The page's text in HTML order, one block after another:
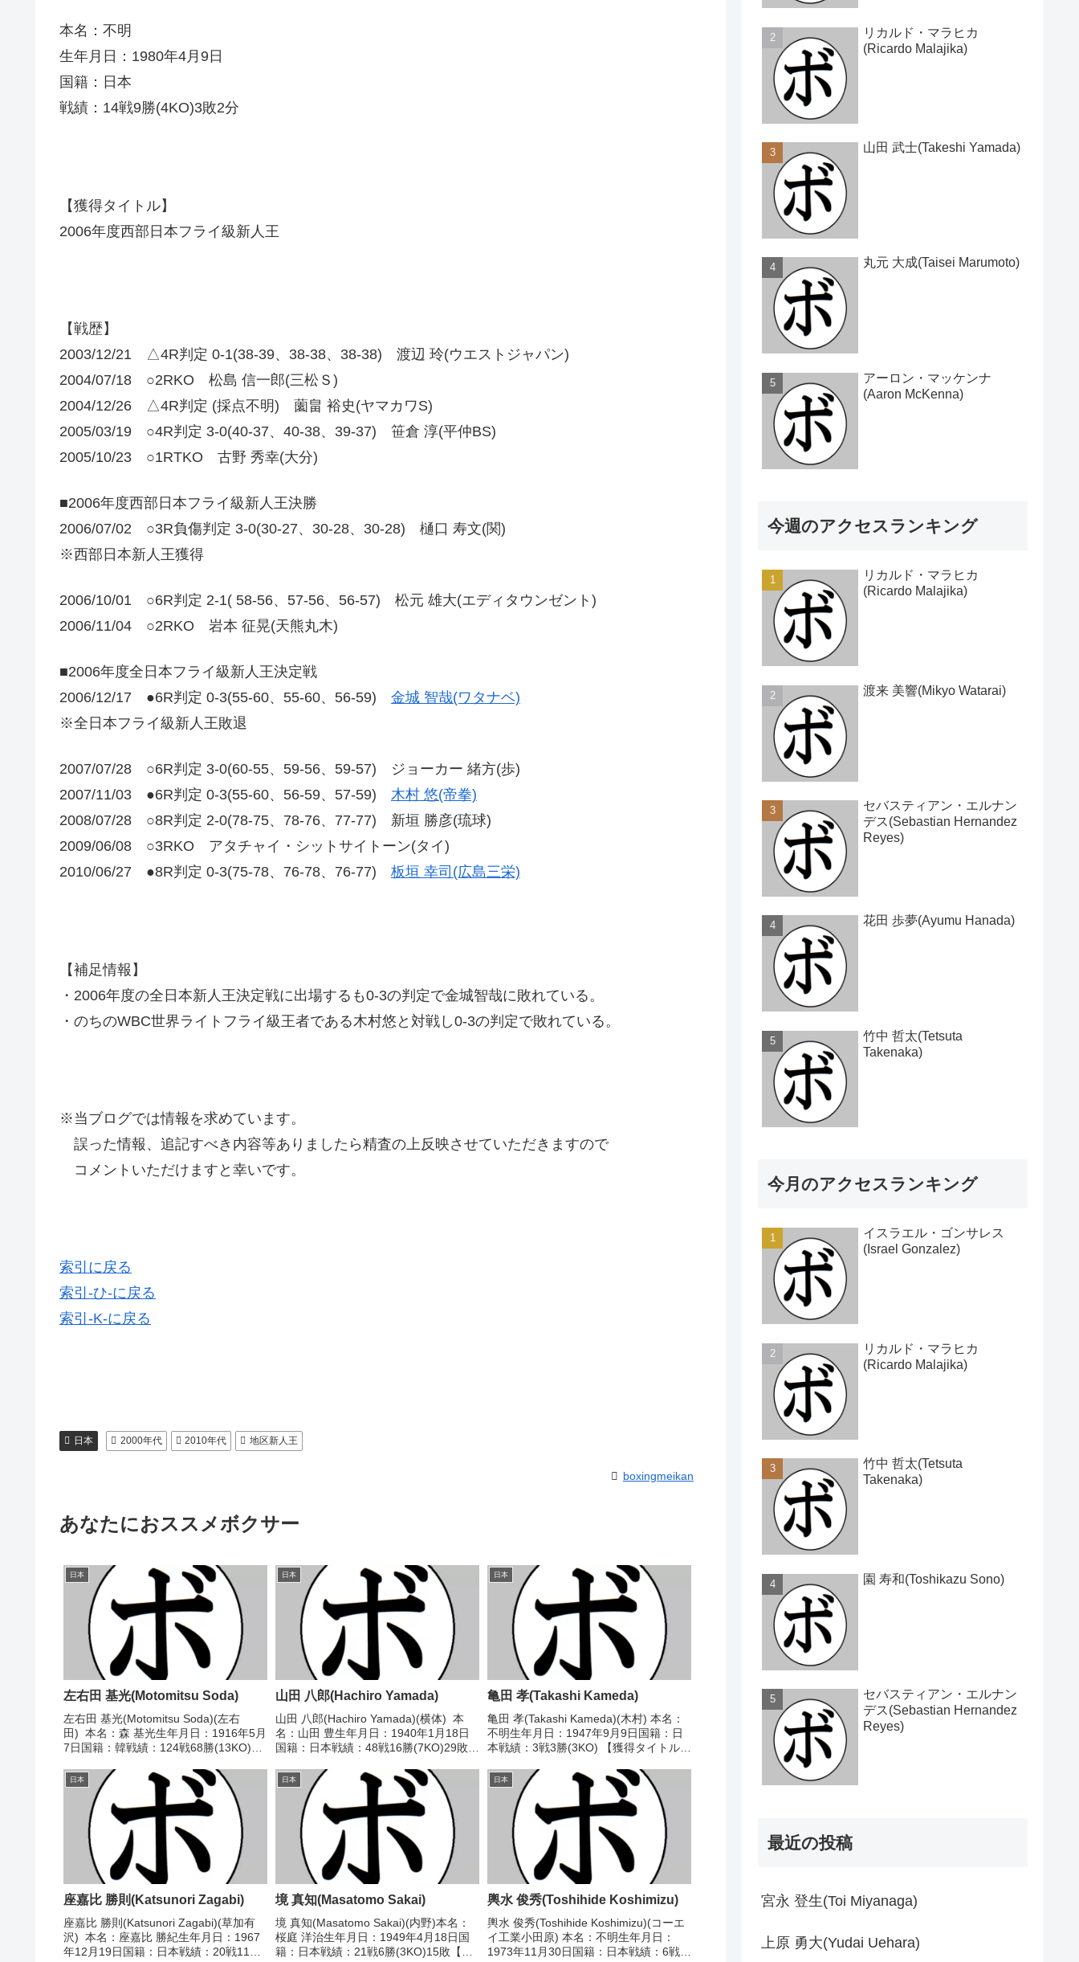
本名：不明
生年月日：1980年4月9日
国籍：日本
戦績：14戦9勝(4KO)3敗2分
【獲得タイトル】
2006年度西部日本フライ級新人王
【戦歴】
2003/12/21 △4R判定 0-1(38-39、38-38、38-38) 渡辺 玲(ウエストジャパン)
2004/07/18 ○2RKO 松島 信一郎(三松Ｓ)
2004/12/26 △4R判定 (採点不明) 薗畠 裕史(ヤマカワS)
2005/03/19 ○4R判定 3-0(40-37、40-38、39-37) 笹倉 淳(平仲BS)
2005/10/23 ○1RTKO 古野 秀幸(大分)
■2006年度西部日本フライ級新人王決勝
2006/07/02 ○3R負傷判定 3-0(30-27、30-28、30-28) 樋口 寿文(関)
※西部日本新人王獲得
2006/10/01 ○6R判定 2-1( 58-56、57-56、56-57) 松元 雄大(エディタウンゼント)
2006/11/04 ○2RKO 岩本 征晃(天熊丸木)
■2006年度全日本フライ級新人王決定戦
2006/12/17 ●6R判定 0-3(55-60、55-60、56-59) 金城 智哉(ワタナベ)
※全日本フライ級新人王敗退
2007/07/28 ○6R判定 3-0(60-55、59-56、59-57) ジョーカー 緒方(歩)
2007/11/03 ●6R判定 0-3(55-60、56-59、57-59) 木村 悠(帝拳)
2008/07/28 ○8R判定 2-0(78-75、78-76、77-77) 新垣 勝彦(琉球)
2009/06/08 ○3RKO アタチャイ・シットサイトーン(タイ)
2010/06/27 ●8R判定 0-3(75-78、76-78、76-77) 板垣 幸司(広島三栄)
【補足情報】
・2006年度の全日本新人王決定戦に出場するも0-3の判定で金城智哉に敗れている。
・のちのWBC世界ライトフライ級王者である木村悠と対戦し0-3の判定で敗れている。
※当ブログでは情報を求めています。
誤った情報、追記すべき内容等ありましたら精査の上反映させていただきますので
コメントいただけますと幸いです。
索引に戻る
索引-ひ-に戻る
索引-K-に戻る
日本 2000年代 2010年代 地区新人王
boxingmeikan
あなたにおススメボクサー
日本
左右田 基光(Motomitsu Soda)
左右田 基光(Motomitsu Soda)(左右
田) 本名：森 基光生年月日：1916年5月
7日国籍：韓戦績：124戦68勝(13KO)25
日本バンタム級王座 【戦歴】
1933/11/23 ...
日本
山田 八郎(Hachiro Yamada)
山田 八郎(Hachiro Yamada)(横体) 本
名：山田 豊生年月日：1940年1月18日
国籍：日本戦績：48戦16勝(7KO)29敗3
1957/03/30 ●4R判定 (採点不明) 月島
一郎...
日本
亀田 孝(Takashi Kameda)
亀田 孝(Takashi Kameda)(木村) 本名：
不明生年月日：1947年9月9日国籍：日
本戦績：3戦3勝(3KO) 【獲得タイトル】
林 正典(中村小田原)1968/01/03 ○1R...
日本
座嘉比 勝則(Katsunori Zagabi)
座嘉比 勝則(Katsunori Zagabi)(草加有
沢) 本名：座嘉比 勝紀生年月日：1967
年12月19日国籍：日本戦績：20戦11勝
日本
境 真知(Masatomo Sakai)
境 真知(Masatomo Sakai)(内野)本名：
桜庭 洋治生年月日：1949年4月18日国
籍：日本戦績：21戦6勝(3KO)15敗【獲
日本
輿水 俊秀(Toshihide Koshimizu)
輿水 俊秀(Toshihide Koshimizu)(コーエ
イ工業小田原) 本名：不明生年月日：
1973年11月30日国籍：日本戦績：6戦1
リカルド・マラヒカ
(Ricardo Malajika)
山田 武士(Takeshi Yamada)
丸元 大成(Taisei Marumoto)
アーロン・マッケンナ
(Aaron McKenna)
今週のアクセスランキング
リカルド・マラヒカ
(Ricardo Malajika)
渡来 美響(Mikyo Watarai)
セバスティアン・エルナン
デス(Sebastian Hernandez
Reyes)
花田 歩夢(Ayumu Hanada)
竹中 哲太(Tetsuta
Takenaka)
今月のアクセスランキング
イスラエル・ゴンサレス
(Israel Gonzalez)
リカルド・マラヒカ
(Ricardo Malajika)
竹中 哲太(Tetsuta
Takenaka)
園 寿和(Toshikazu Sono)
セバスティアン・エルナン
デス(Sebastian Hernandez
Reyes)
最近の投稿
宮永 登生(Toi Miyanaga)
上原 勇大(Yudai Uehara)